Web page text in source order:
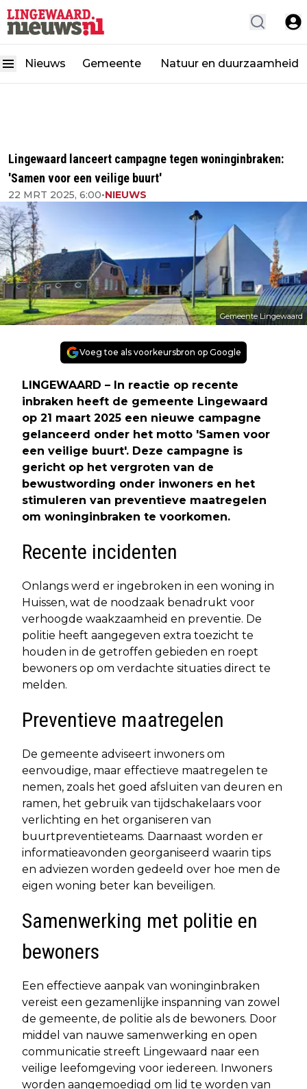
Nieuws Gemeente Natuur en duurzaamheid
Lingewaard lanceert campagne tegen woninginbraken:
'Samen voor een veilige buurt'
22 MRT 2025, 6:00•NIEUWS
Gemeente Lingewaard
Voeg toe als voorkeursbron op Google
LINGEWAARD – In reactie op recente
inbraken heeft de gemeente Lingewaard
op 21 maart 2025 een nieuwe campagne
gelanceerd onder het motto 'Samen voor
een veilige buurt'. Deze campagne is
gericht op het vergroten van de
bewustwording onder inwoners en het
stimuleren van preventieve maatregelen
om woninginbraken te voorkomen.​
Recente incidenten
Onlangs werd er ingebroken in een woning in
Huissen, wat de noodzaak benadrukt voor
verhoogde waakzaamheid en preventie. De
politie heeft aangegeven extra toezicht te
houden in de getroffen gebieden en roept
bewoners op om verdachte situaties direct te
melden.​
Preventieve maatregelen
De gemeente adviseert inwoners om
eenvoudige, maar effectieve maatregelen te
nemen, zoals het goed afsluiten van deuren en
ramen, het gebruik van tijdschakelaars voor
verlichting en het organiseren van
buurtpreventieteams. Daarnaast worden er
informatieavonden georganiseerd waarin tips
en adviezen worden gedeeld over hoe men de
eigen woning beter kan beveiligen.​
Samenwerking met politie en
bewoners
Een effectieve aanpak van woninginbraken
vereist een gezamenlijke inspanning van zowel
de gemeente, de politie als de bewoners. Door
middel van nauwe samenwerking en open
communicatie streeft Lingewaard naar een
veilige leefomgeving voor iedereen. Inwoners
worden aangemoedigd om lid te worden van